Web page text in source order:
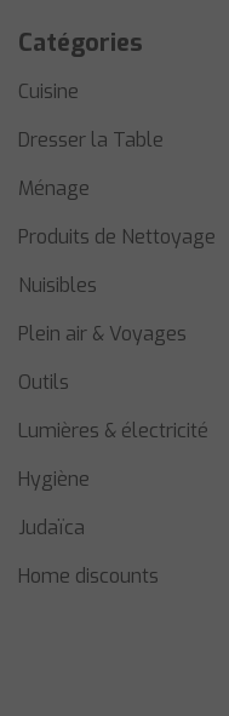
Catégories
Cuisine
Dresser la Table
Ménage
Produits de Nettoyage
Nuisibles
Plein air & Voyages
Outils
Lumières & électricité
Hygiène
Judaïca
Home discounts